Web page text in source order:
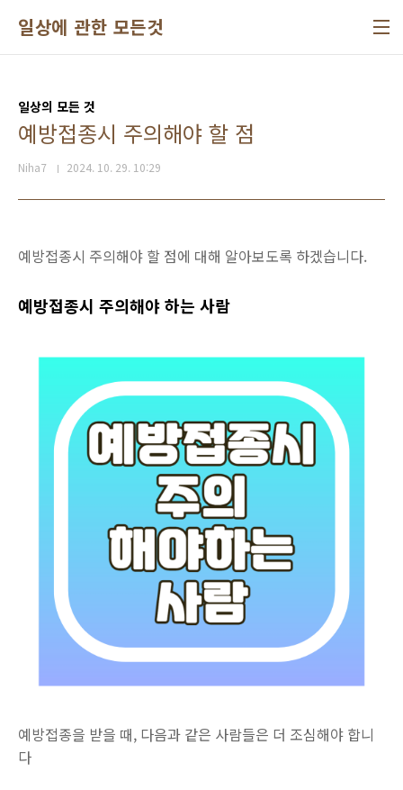
일상에 관한 모든것
일상의 모든 것
예방접종시 주의해야 할 점
Niha7 2024. 10. 29. 10:29
예방접종시 주의해야 할 점에 대해 알아보도록 하겠습니다.
예방접종시 주의해야 하는 사람
예방접종을 받을 때, 다음과 같은 사람들은 더 조심해야 합니
다